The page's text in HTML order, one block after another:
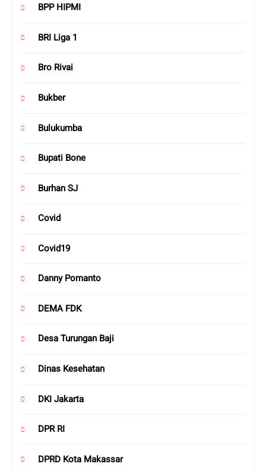
BPP HIPMI
BRI Liga 1
Bro Rivai
Bukber
Bulukumba
Bupati Bone
Burhan SJ
Covid
Covid19
Danny Pomanto
DEMA FDK
Desa Turungan Baji
Dinas Kesehatan
DKI Jakarta
DPR RI
DPRD Kota Makassar